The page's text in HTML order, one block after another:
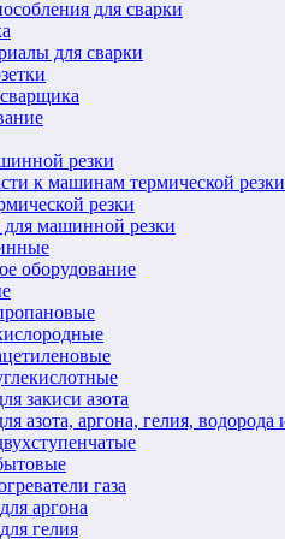
для сварки
для сварки
резки
к машинам термической резки
резки
машинной резки
оборудование
закиси азота
азота, аргона, гелия, водорода
газа
аргона
гелия